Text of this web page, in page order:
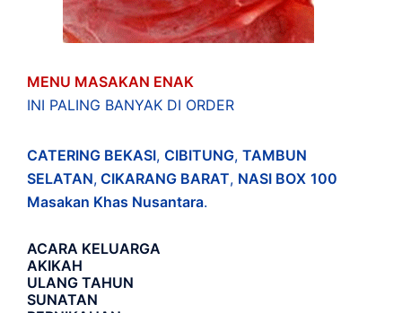
MENU MASAKAN ENAK
INI PALING BANYAK DI ORDER
CATERING BEKASI, CIBITUNG, TAMBUN
SELATAN, CIKARANG BARAT, NASI BOX 100
Masakan Khas Nusantara.
ACARA KELUARGA
AKIKAH
ULANG TAHUN
SUNATAN